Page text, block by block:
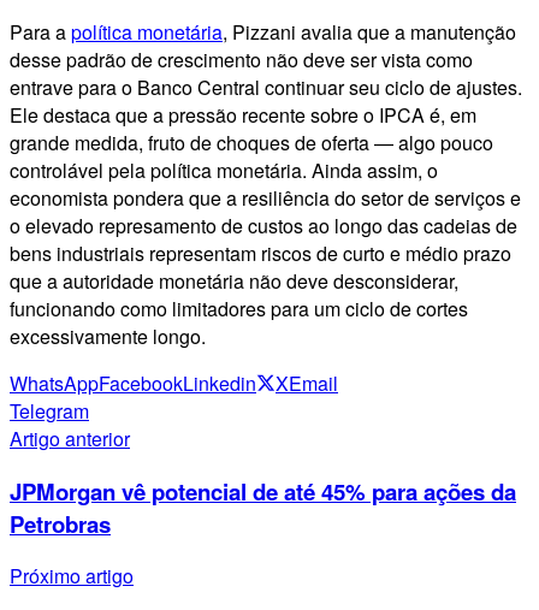
Para apolítica monetária, Pizzani avalia que a manutenção
desse padrão de crescimento não deve ser vista como
entrave para o Banco Central continuar seu ciclo de ajustes.
Ele destaca que a pressão recente sobre o IPCA é, em
grande medida, fruto de choques de oferta — algo pouco
controlável pela política monetária. Ainda assim, o
economista pondera que a resiliência do setor de serviços e
o elevado represamento de custos ao longo das cadeias de
bens industriais representam riscos de curto e médio prazo
que a autoridade monetária não deve desconsiderar,
funcionando como limitadores para um ciclo de cortes
excessivamente longo.
WhatsAppFacebookLinkedin XEmail
Telegram
Artigo anterior
JPMorgan vê potencial de até 45% para ações da
Petrobras
Próximo artigo